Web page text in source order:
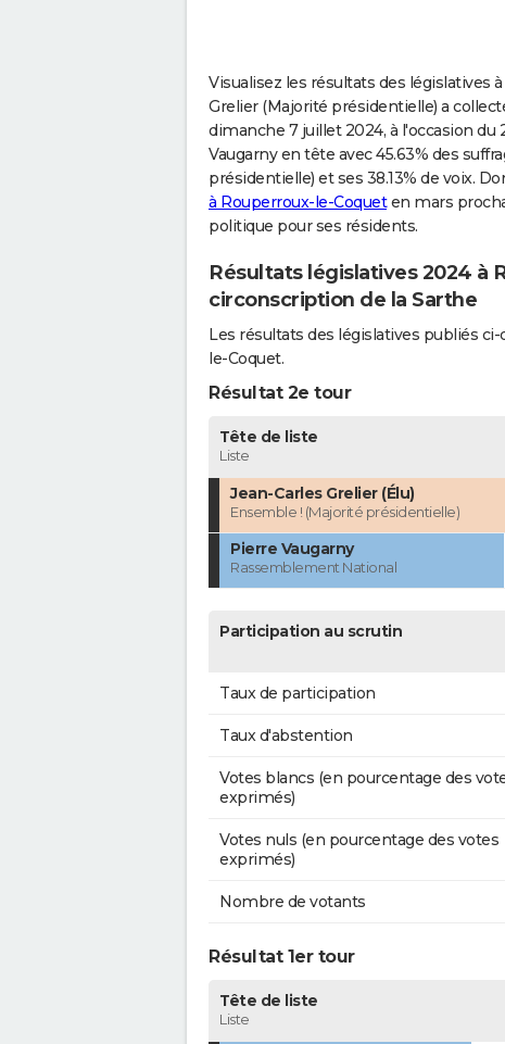
Visualisez les résultats des législatives
Grelier (Majorité présidentielle) a
dimanche 7 juillet 2024, à l'occasion du
Vaugarny en tête avec 45.63% des
présidentielle) et ses 38.13% de voix.
à Rouperroux-le-Coqueten mars
politique pour ses résidents.
Résultats législatives 2024 à
circonscription de la Sarthe
Les résultats des législatives publiés
le-Coquet.
Résultat 2e tour
Tête de liste
Liste
Jean-Carles Grelier (Élu)
Ensemble ! (Majorité présidentielle)
Pierre Vaugarny
Rassemblement National
Participation au scrutin
Taux de participation
Taux d'abstention
Votes blancs (en pourcentage des
exprimés)
Votes nuls (en pourcentage des votes
exprimés)
Nombre de votants
Résultat 1er tour
Tête de liste
Liste